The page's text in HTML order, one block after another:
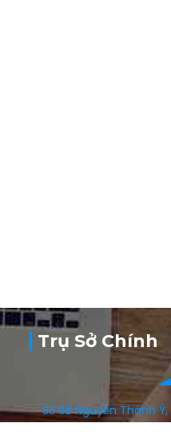
Trụ Sở Chính
Số 6B Nguyễn Thành Ý,